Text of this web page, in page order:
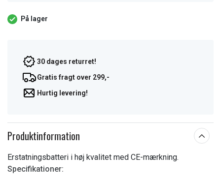
På lager
30 dages returret!
Gratis fragt over 299,-
Hurtig levering!
Produktinformation
Erstatningsbatteri i høj kvalitet med CE-mærkning.
Specifikationer: